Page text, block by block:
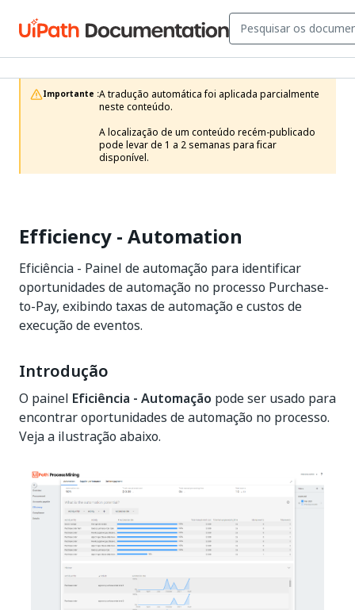
Importante :A tradução automática foi aplicada parcialmente
neste conteúdo.
A localização de um conteúdo recém-publicado
pode levar de 1 a 2 semanas para ficar
disponível.
Efficiency - Automation
Eficiência - Painel de automação para identificar
oportunidades de automação no processo Purchase-
to-Pay, exibindo taxas de automação e custos de
execução de eventos.
Introdução
O painel Eficiência - Automação pode ser usado para
encontrar oportunidades de automação no processo.
Veja a ilustração abaixo.